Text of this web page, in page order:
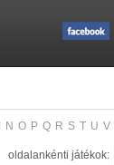
N O P Q R S T U V
oldalankénti játékok: